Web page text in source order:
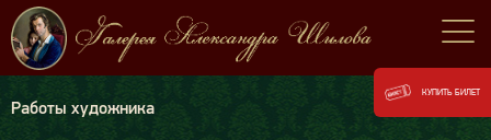
Работы художника
КУПИТЬ БИЛЕТ